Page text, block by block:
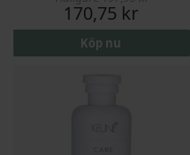
Pris
170,75 kr
Köp nu